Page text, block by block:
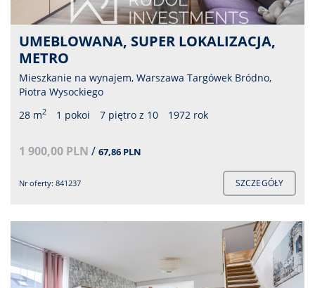
UMEBLOWANA, SUPER LOKALIZACJA,
METRO
Mieszkanie na wynajem, Warszawa Targówek Bródno,
Piotra Wysockiego
28 m2 1 pokoi 7 piętro z 10 1972 rok
1 900,00 PLN / 67,86 PLN
Nr oferty: 841237 SZCZEGÓŁY